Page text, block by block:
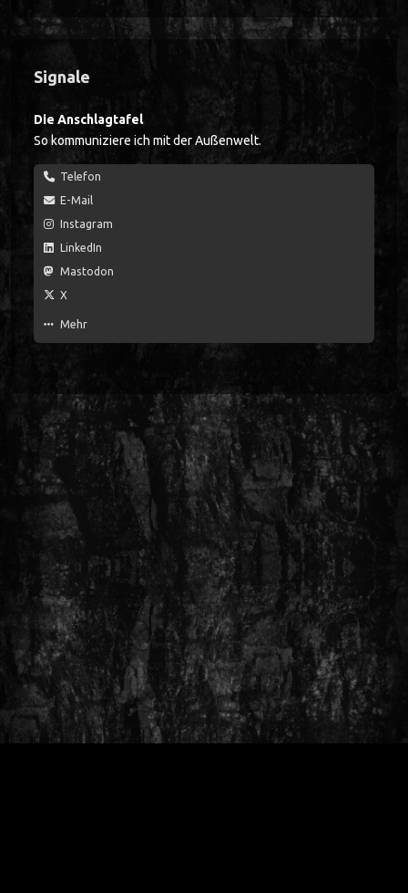
Signale
Die Anschlagtafel
So kommuniziere ich mit der Außenwelt.
Telefon
E-Mail
Instagram
LinkedIn
Mastodon
X
Mehr